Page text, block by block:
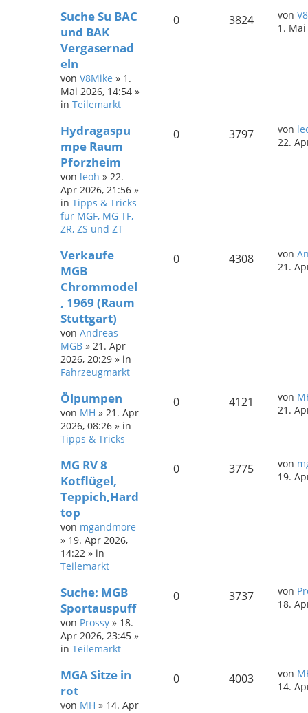
Suche Su BAC
und BAK
Vergasernad
eln
von V8Mike » 1.
Mai 2026, 14:54 »
in Teilemarkt
0 3824 von
1. Mai
Hydragaspu
mpe Raum
Pforzheim
von leoh » 22.
Apr 2026, 21:56 »
in Tipps & Tricks
für MGF, MG TF,
ZR, ZS und ZT
0 3797 von
22.
Verkaufe
MGB
Chrommodel
, 1969 (Raum
Stuttgart)
von Andreas
MGB » 21. Apr
2026, 20:29 » in
Fahrzeugmarkt
0 4308 von
21.
Ölpumpen
von MH » 21. Apr
2026, 08:26 » in
Tipps & Tricks
0 4121 von
21.
MG RV 8
Kotflügel,
Teppich,Hard
top
von mgandmore
» 19. Apr 2026,
14:22 » in
Teilemarkt
0 3775 von
19.
Suche: MGB
Sportauspuff
von Prossy » 18.
Apr 2026, 23:45 »
in Teilemarkt
0 3737 von
18.
MGA Sitze in
rot
von MH » 14. Apr
0 4003 von
14.